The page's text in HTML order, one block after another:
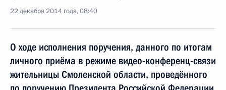
22 декабря 2014 года, 08:40
О ходе исполнения поручения, данного по итогам
личного приёма в режиме видео-конференц-связи
жительницы Смоленской области, проведённого